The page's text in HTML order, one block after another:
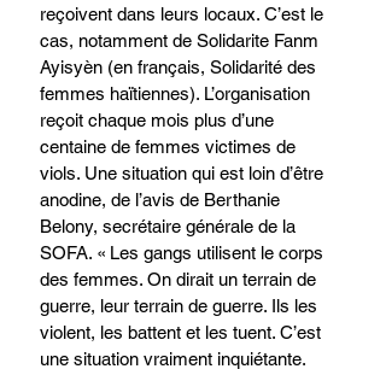
reçoivent dans leurs locaux. C’est le
cas, notamment de Solidarite Fanm
Ayisyèn (en français, Solidarité des
femmes haïtiennes). L’organisation
reçoit chaque mois plus d’une
centaine de femmes victimes de
viols. Une situation qui est loin d’être
anodine, de l’avis de Berthanie
Belony, secrétaire générale de la
SOFA. « Les gangs utilisent le corps
des femmes. On dirait un terrain de
guerre, leur terrain de guerre. Ils les
violent, les battent et les tuent. C’est
une situation vraiment inquiétante.